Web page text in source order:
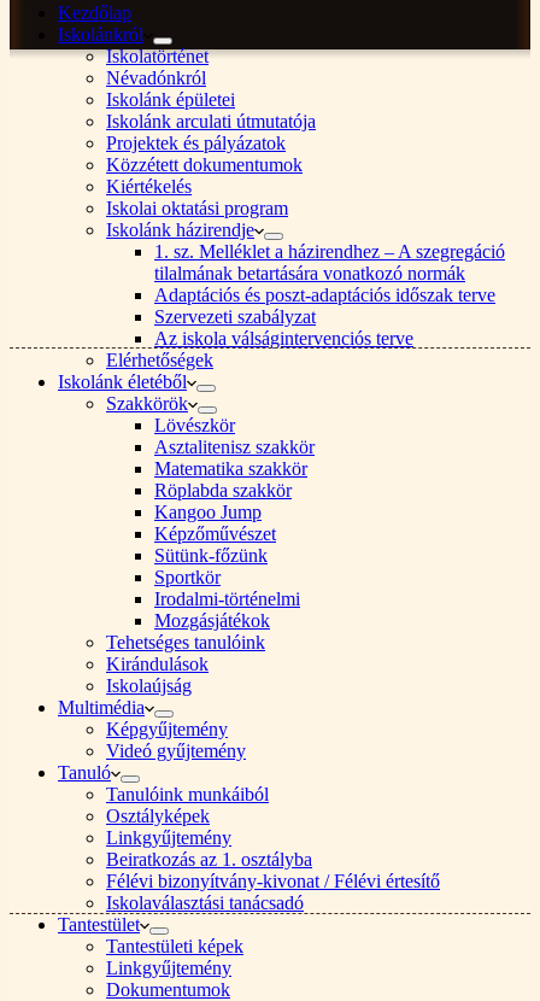
Kezdőlap
Iskolánkról
Iskolatörténet
Névadónkról
Iskolánk épületei
Iskolánk arculati útmutatója
Projektek és pályázatok
Közzétett dokumentumok
Kiértékelés
Iskolai oktatási program
Iskolánk házirendje
1. sz. Melléklet a házirendhez – A szegregáció
tilalmának betartására vonatkozó normák
Adaptációs és poszt-adaptációs időszak terve
Szervezeti szabályzat
Az iskola válságintervenciós terve
Elérhetőségek
Iskolánk életéből
Szakkörök
Lövészkör
Asztalitenisz szakkör
Matematika szakkör
Röplabda szakkör
Kangoo Jump
Képzőművészet
Sütünk-főzünk
Sportkör
Irodalmi-történelmi
Mozgásjátékok
Tehetséges tanulóink
Kirándulások
Iskolaújság
Multimédia
Képgyűjtemény
Videó gyűjtemény
Tanuló
Tanulóink munkáiból
Osztályképek
Linkgyűjtemény
Beiratkozás az 1. osztályba
Félévi bizonyítvány-kivonat / Félévi értesítő
Iskolaválasztási tanácsadó
Tantestület
Tantestületi képek
Linkgyűjtemény
Dokumentumok